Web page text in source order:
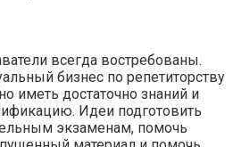
всегда востребованы.
бизнес по репетиторству
иметь достаточно знаний и
Идеи подготовить
экзаменам, помочь